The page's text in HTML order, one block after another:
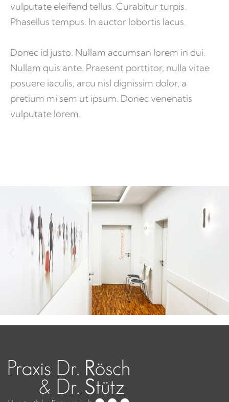
vulputate eleifend tellus. Curabitur turpis.
Phasellus tempus. In auctor lobortis lacus.
Donec id justo. Nullam accumsan lorem in dui.
Nullam quis ante. Praesent porttitor, nulla vitae
posuere iaculis, arcu nisl dignissim dolor, a
pretium mi sem ut ipsum. Donec venenatis
vulputate lorem.